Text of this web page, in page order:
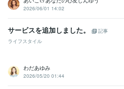
カサンドラ、毒親呪縛から救いたい。
自己肯定感を上げましょう
話し相手 愚痴聞き 悩み相談 かサンド
hsp
メンタル
電話相談
雑談
学歴
2026/06/01 14:02
サービスを追加しました。
記事
ライフスタイル
わだあゆみ
2026/05/20 01:44